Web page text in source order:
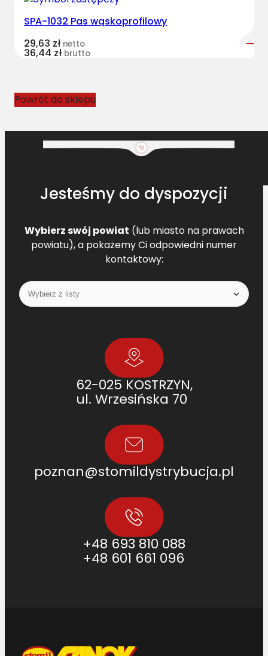
SPA-1032 Pas wąskoprofilowy
29,63 zł netto
36,44 zł brutto
Powrót do sklepu
Jesteśmy do dyspozycji
Wybierz swój powiat (lub miasto na prawach
powiatu), a pokażemy Ci odpowiedni numer
kontaktowy:
62-025 KOSTRZYN,
ul. Wrzesińska 70
poznan@stomildystrybucja.pl
+48 693 810 088
+48 601 661 096